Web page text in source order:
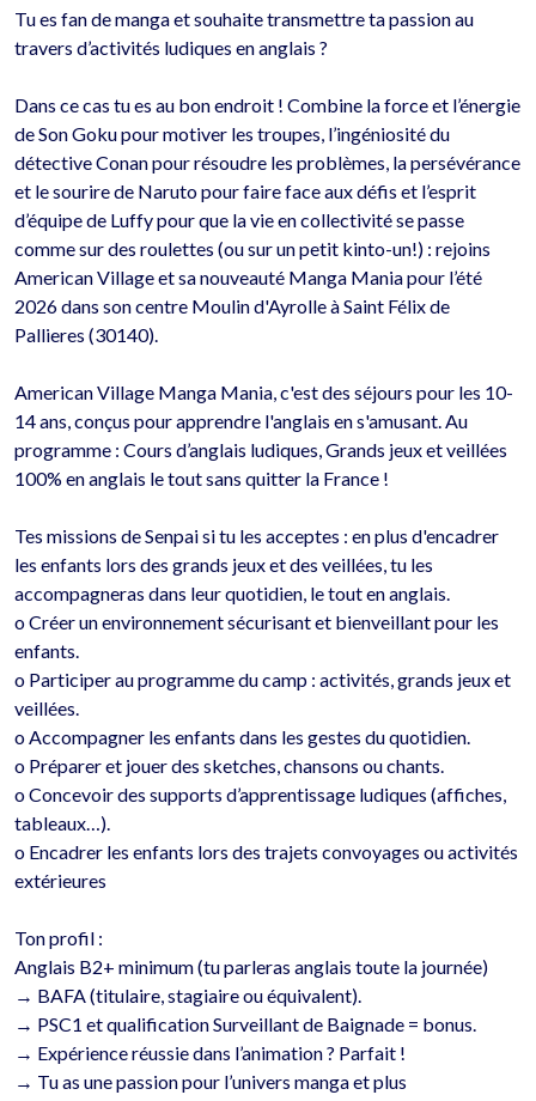
Tu es fan de manga et souhaite transmettre ta passion au
travers d’activités ludiques en anglais ?
Dans ce cas tu es au bon endroit ! Combine la force et l’énergie
de Son Goku pour motiver les troupes, l’ingéniosité du
détective Conan pour résoudre les problèmes, la persévérance
et le sourire de Naruto pour faire face aux défis et l’esprit
d’équipe de Luffy pour que la vie en collectivité se passe
comme sur des roulettes (ou sur un petit kinto-un!) : rejoins
American Village et sa nouveauté Manga Mania pour l’été
2026 dans son centre Moulin d'Ayrolle à Saint Félix de
Pallieres (30140).
American Village Manga Mania, c'est des séjours pour les 10-
14 ans, conçus pour apprendre l'anglais en s'amusant. Au
programme : Cours d’anglais ludiques, Grands jeux et veillées
100% en anglais le tout sans quitter la France !
Tes missions de Senpai si tu les acceptes : en plus d'encadrer
les enfants lors des grands jeux et des veillées, tu les
accompagneras dans leur quotidien, le tout en anglais.
o	Créer un environnement sécurisant et bienveillant pour les
enfants.
o	Participer au programme du camp : activités, grands jeux et
veillées.
o	Accompagner les enfants dans les gestes du quotidien.
o	Préparer et jouer des sketches, chansons ou chants.
o	Concevoir des supports d’apprentissage ludiques (affiches,
tableaux…).
o	Encadrer les enfants lors des trajets convoyages ou activités
extérieures
Ton profil :
Anglais B2+ minimum (tu parleras anglais toute la journée)
→ BAFA (titulaire, stagiaire ou équivalent).
→ PSC1 et qualification Surveillant de Baignade = bonus.
→ Expérience réussie dans l’animation ? Parfait !
→ Tu as une passion pour l’univers manga et plus